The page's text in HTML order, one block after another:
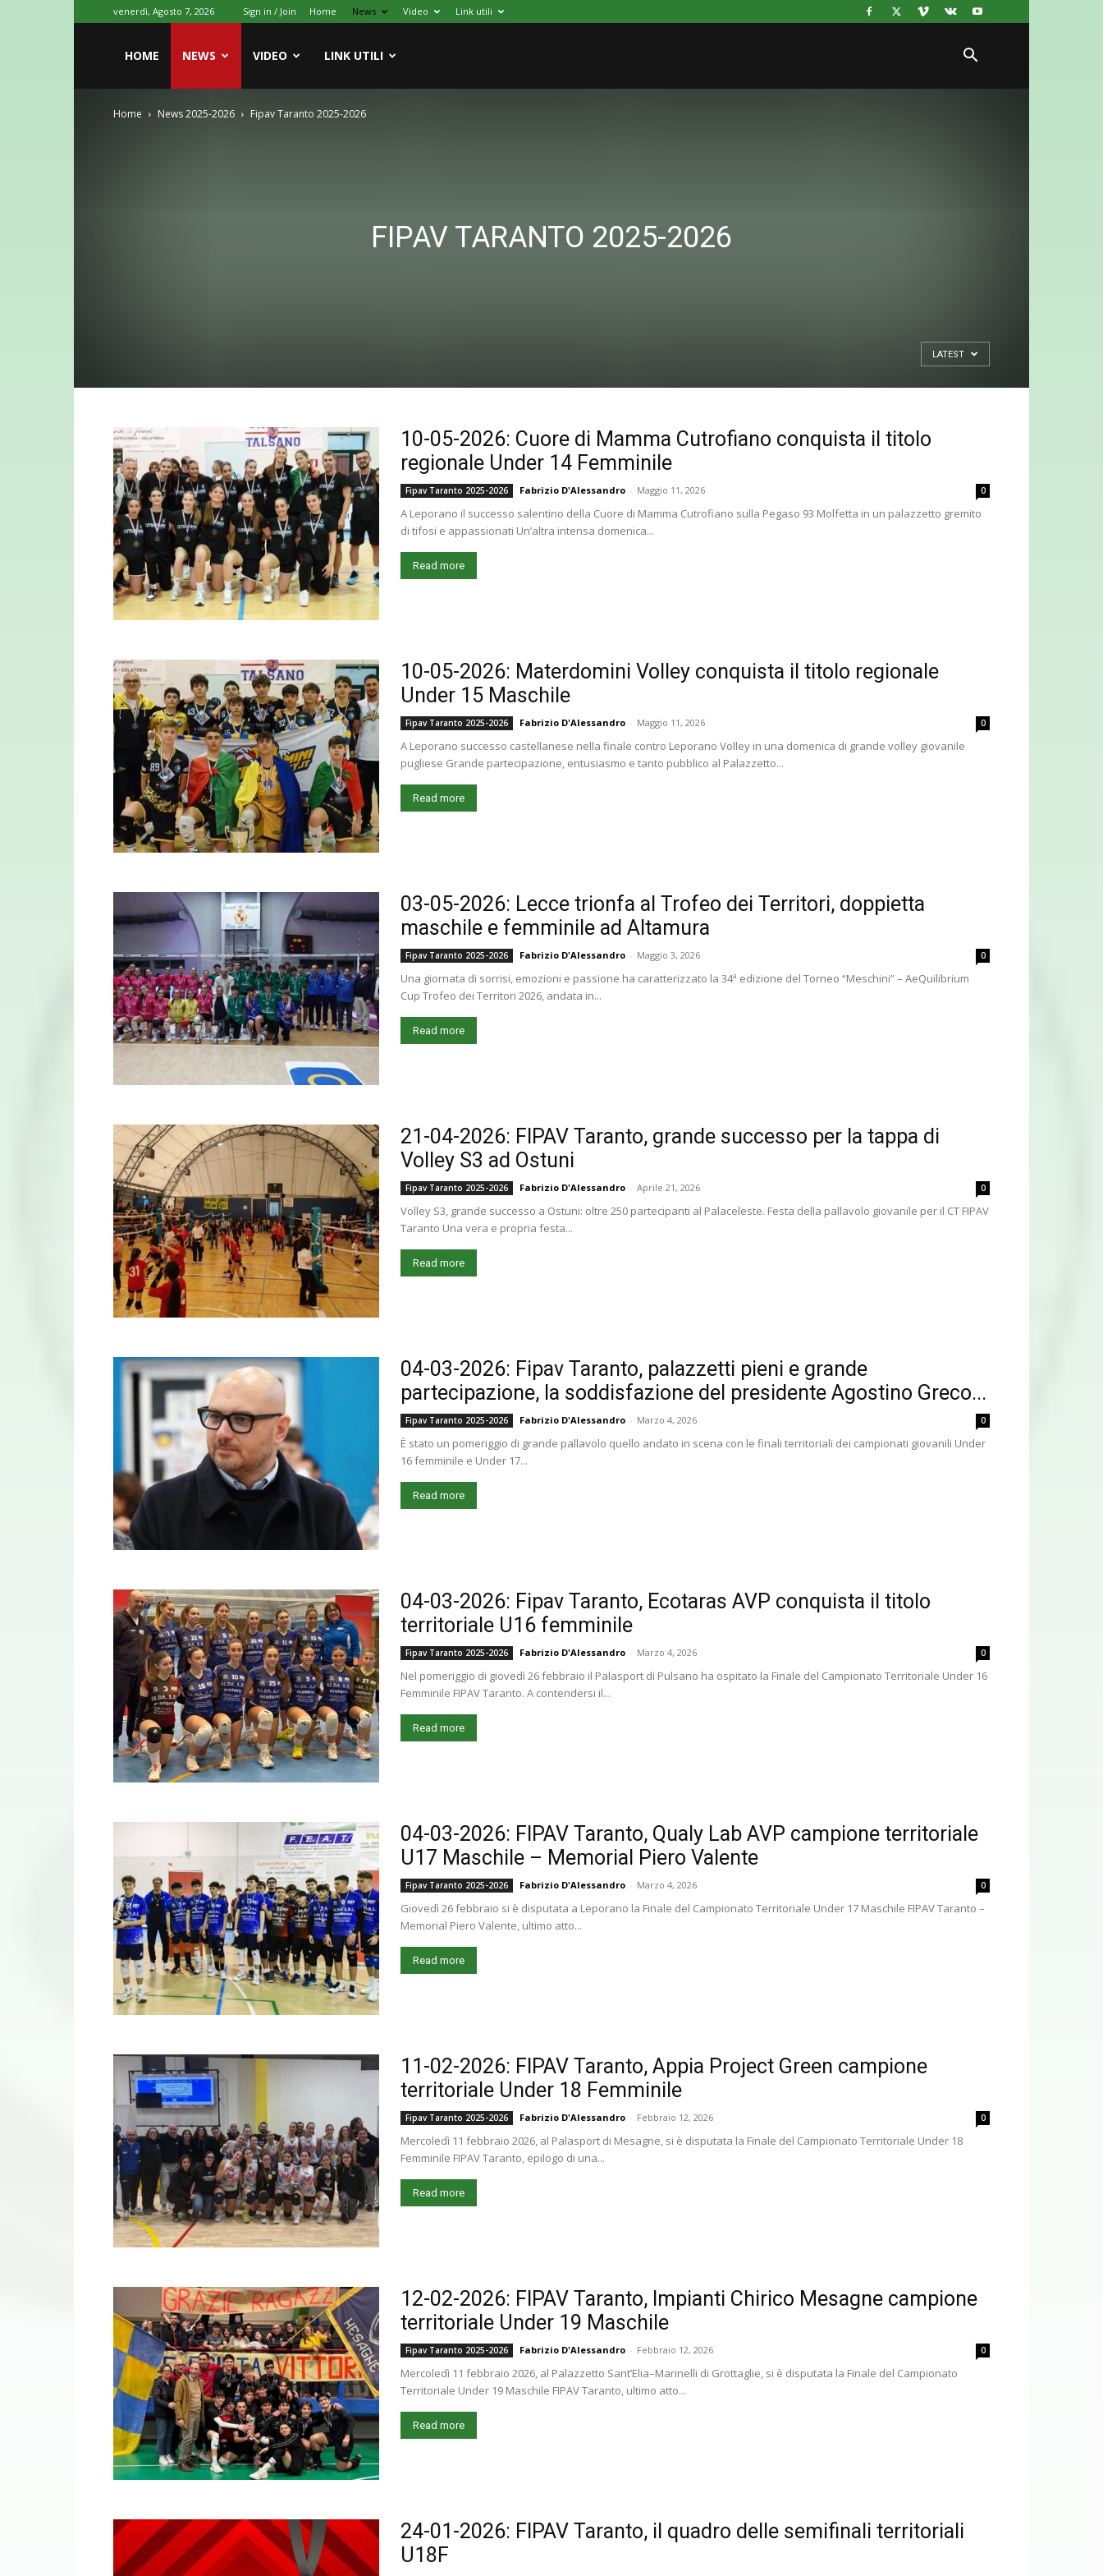
venerdì, Agosto 7, 2026 Sign in / Join Home News Video Link utili
HOME NEWS VIDEO LINK UTILI
Home News 2025-2026 Fipav Taranto 2025-2026
FIPAV TARANTO 2025-2026
LATEST
10-05-2026: Cuore di Mamma Cutrofiano conquista il titolo
regionale Under 14 Femminile
Fipav Taranto 2025-2026 Fabrizio D'Alessandro - Maggio 11, 2026 0
A Leporano il successo salentino della Cuore di Mamma Cutrofiano sulla Pegaso 93 Molfetta in un palazzetto gremito
di tifosi e appassionati Un’altra intensa domenica...
Read more
10-05-2026: Materdomini Volley conquista il titolo regionale
Under 15 Maschile
Fipav Taranto 2025-2026 Fabrizio D'Alessandro - Maggio 11, 2026 0
A Leporano successo castellanese nella finale contro Leporano Volley in una domenica di grande volley giovanile
pugliese Grande partecipazione, entusiasmo e tanto pubblico al Palazzetto...
Read more
03-05-2026: Lecce trionfa al Trofeo dei Territori, doppietta
maschile e femminile ad Altamura
Fipav Taranto 2025-2026 Fabrizio D'Alessandro - Maggio 3, 2026 0
Una giornata di sorrisi, emozioni e passione ha caratterizzato la 34ª edizione del Torneo “Meschini” – AeQuilibrium
Cup Trofeo dei Territori 2026, andata in...
Read more
21-04-2026: FIPAV Taranto, grande successo per la tappa di
Volley S3 ad Ostuni
Fipav Taranto 2025-2026 Fabrizio D'Alessandro - Aprile 21, 2026 0
Volley S3, grande successo a Ostuni: oltre 250 partecipanti al Palaceleste. Festa della pallavolo giovanile per il CT FIPAV
Taranto Una vera e propria festa...
Read more
04-03-2026: Fipav Taranto, palazzetti pieni e grande
partecipazione, la soddisfazione del presidente Agostino Greco...
Fipav Taranto 2025-2026 Fabrizio D'Alessandro - Marzo 4, 2026 0
È stato un pomeriggio di grande pallavolo quello andato in scena con le finali territoriali dei campionati giovanili Under
16 femminile e Under 17...
Read more
04-03-2026: Fipav Taranto, Ecotaras AVP conquista il titolo
territoriale U16 femminile
Fipav Taranto 2025-2026 Fabrizio D'Alessandro - Marzo 4, 2026 0
Nel pomeriggio di giovedì 26 febbraio il Palasport di Pulsano ha ospitato la Finale del Campionato Territoriale Under 16
Femminile FIPAV Taranto. A contendersi il...
Read more
04-03-2026: FIPAV Taranto, Qualy Lab AVP campione territoriale
U17 Maschile – Memorial Piero Valente
Fipav Taranto 2025-2026 Fabrizio D'Alessandro - Marzo 4, 2026 0
Giovedì 26 febbraio si è disputata a Leporano la Finale del Campionato Territoriale Under 17 Maschile FIPAV Taranto –
Memorial Piero Valente, ultimo atto...
Read more
11-02-2026: FIPAV Taranto, Appia Project Green campione
territoriale Under 18 Femminile
Fipav Taranto 2025-2026 Fabrizio D'Alessandro - Febbraio 12, 2026 0
Mercoledì 11 febbraio 2026, al Palasport di Mesagne, si è disputata la Finale del Campionato Territoriale Under 18
Femminile FIPAV Taranto, epilogo di una...
Read more
12-02-2026: FIPAV Taranto, Impianti Chirico Mesagne campione
territoriale Under 19 Maschile
Fipav Taranto 2025-2026 Fabrizio D'Alessandro - Febbraio 12, 2026 0
Mercoledì 11 febbraio 2026, al Palazzetto Sant’Elia–Marinelli di Grottaglie, si è disputata la Finale del Campionato
Territoriale Under 19 Maschile FIPAV Taranto, ultimo atto...
Read more
24-01-2026: FIPAV Taranto, il quadro delle semifinali territoriali
U18F